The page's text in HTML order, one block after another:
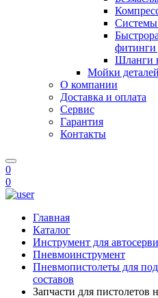
Системы
фитинги
Шланги
Мойки
О компании
Доставка и оплата
Сервис
Гарантия
Контакты
0
0
Главная
Каталог
Инструмент для
Пневмоинструмент
Пневмопистолеты для
составов
Запчасти для пистолетов